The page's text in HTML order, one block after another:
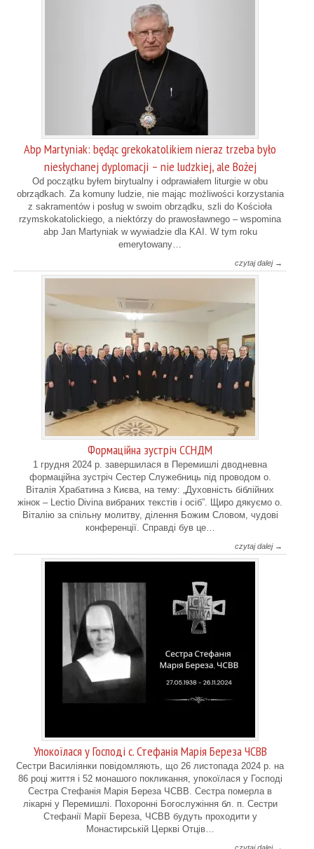
Abp Martyniak: będąc grekokatolikiem nieraz trzeba było
niesłychanej dyplomacji – nie ludzkiej, ale Bożej
Od początku byłem birytualny i odprawiałem liturgie w obu
obrządkach. Za komuny ludzie, nie mając możliwości korzystania
z sakramentów i posług w swoim obrządku, szli do Kościoła
rzymskokatolickiego, a niektórzy do prawosławnego – wspomina
abp Jan Martyniak w wywiadzie dla KAI. W tym roku
emerytowany…
czytaj dalej →
Формаційна зустріч ССНДМ
1 грудня 2024 р. завершилася в Перемишлі дводневна
формаційна зустріч Сестер Служебниць під проводом о.
Віталія Храбатина з Києва, на тему: „Духовність біблійних
жінок – Lectio Divina вибраних текстів і осіб”. Щиро дякуємо о.
Віталію за спільну молитву, ділення Божим Словом, чудові
конференції. Справді був це…
czytaj dalej →
Упокоїлася у Господі с. Стефанія Марія Береза ЧСВВ
Cестри Василіянки повідомляють, що 26 листопада 2024 р. на
86 році життя і 52 монашого покликання, упокоїлася у Господі
Сестра Стефанія Марія Береза ЧСВВ. Сестра померла в
лікарні у Перемишлі. Похоронні Богослужіння бл. п. Сестри
Стефанії Марії Береза, ЧСВВ будуть проходити у
Монастирській Церкві Отців…